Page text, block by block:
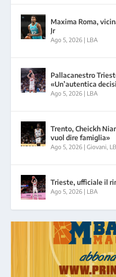
Maxima Roma,
Jr
Ago 5, 2026 | LBA
Pallacanestro
«Un’autentica
Ago 5, 2026 | LBA
Trento, Cheickh
vuol dire famiglia»
Ago 5, 2026 |Giovani
Trieste, ufficiale il
Ago 5, 2026 | LBA